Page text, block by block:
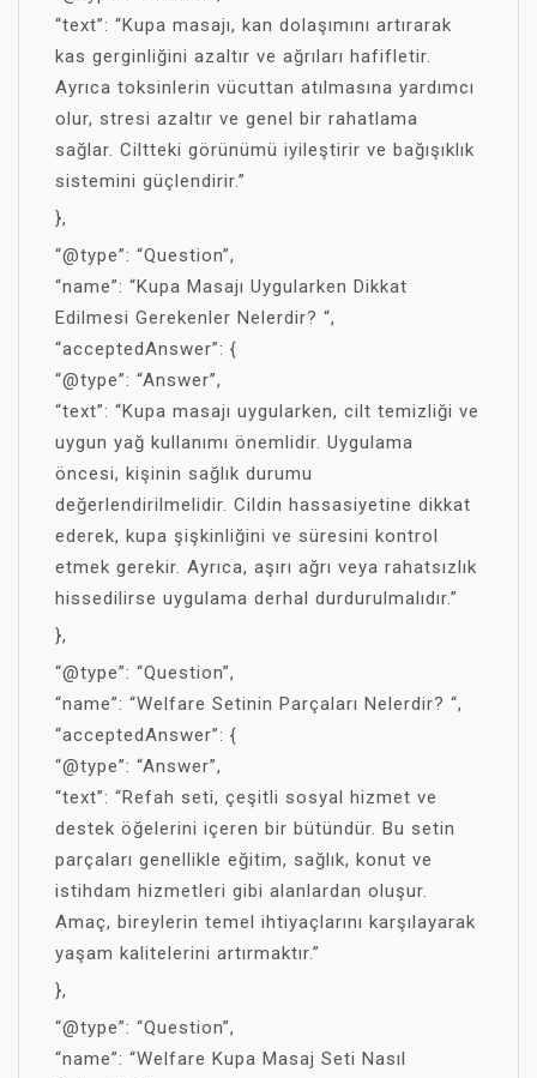
“text”: “Kupa masajı, kan dolaşımını artırarak
kas gerginliğini azaltır ve ağrıları hafifletir.
Ayrıca toksinlerin vücuttan atılmasına yardımcı
olur, stresi azaltır ve genel bir rahatlama
sağlar. Ciltteki görünümü iyileştirir ve bağışıklık
sistemini güçlendirir.”
},
“@type”: “Question”,
“name”: “Kupa Masajı Uygularken Dikkat
Edilmesi Gerekenler Nelerdir? “,
“acceptedAnswer”: {
“@type”: “Answer”,
“text”: “Kupa masajı uygularken, cilt temizliği ve
uygun yağ kullanımı önemlidir. Uygulama
öncesi, kişinin sağlık durumu
değerlendirilmelidir. Cildin hassasiyetine dikkat
ederek, kupa şişkinliğini ve süresini kontrol
etmek gerekir. Ayrıca, aşırı ağrı veya rahatsızlık
hissedilirse uygulama derhal durdurulmalıdır.”
},
“@type”: “Question”,
“name”: “Welfare Setinin Parçaları Nelerdir? “,
“acceptedAnswer”: {
“@type”: “Answer”,
“text”: “Refah seti, çeşitli sosyal hizmet ve
destek öğelerini içeren bir bütündür. Bu setin
parçaları genellikle eğitim, sağlık, konut ve
istihdam hizmetleri gibi alanlardan oluşur.
Amaç, bireylerin temel ihtiyaçlarını karşılayarak
yaşam kalitelerini artırmaktır.”
},
“@type”: “Question”,
“name”: “Welfare Kupa Masaj Seti Nasıl